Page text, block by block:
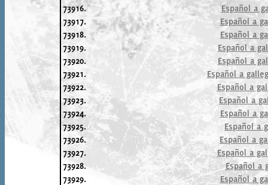
73916.
Español a
73917.
Español a
73918.
Español a
73919.
Español a
73920.
Español a
73921.
Español a
73922.
Español a
73923.
Español a
73924.
Español a
73925.
Español a
73926.
Español a
73927.
Español a
73928.
Español a
73929.
Español a